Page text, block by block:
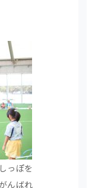
っぽを
んばれ